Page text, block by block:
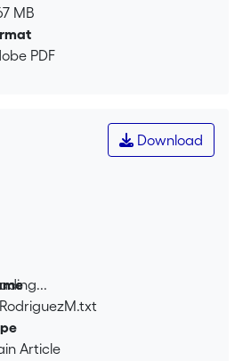
MB
PDF
Download
Article